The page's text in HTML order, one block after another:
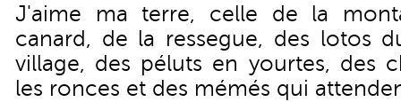
J'aime ma terre, celle de la
canard, de la ressegue, des lotos
village, des péluts en yourtes, des
les ronces et des mémés qui